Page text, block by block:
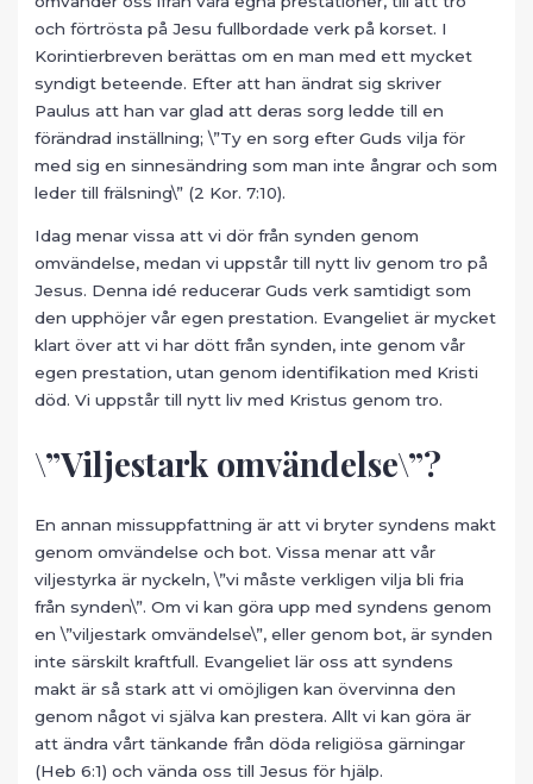
och förtrösta på Jesu fullbordade verk på korset. I
Korintierbreven berättas om en man med ett mycket
syndigt beteende. Efter att han ändrat sig skriver
Paulus att han var glad att deras sorg ledde till en
förändrad inställning; \”Ty en sorg efter Guds vilja för
med sig en sinnesändring som man inte ångrar och som
leder till frälsning\” (2 Kor. 7:10).
Idag menar vissa att vi dör från synden genom
omvändelse, medan vi uppstår till nytt liv genom tro på
Jesus. Denna idé reducerar Guds verk samtidigt som
den upphöjer vår egen prestation. Evangeliet är mycket
klart över att vi har dött från synden, inte genom vår
egen prestation, utan genom identifikation med Kristi
död. Vi uppstår till nytt liv med Kristus genom tro.
\”Viljestark omvändelse\”?
En annan missuppfattning är att vi bryter syndens makt
genom omvändelse och bot. Vissa menar att vår
viljestyrka är nyckeln, \”vi måste verkligen vilja bli fria
från synden\”. Om vi kan göra upp med syndens genom
en \”viljestark omvändelse\”, eller genom bot, är synden
inte särskilt kraftfull. Evangeliet lär oss att syndens
makt är så stark att vi omöjligen kan övervinna den
genom något vi själva kan prestera. Allt vi kan göra är
att ändra vårt tänkande från döda religiösa gärningar
(Heb 6:1) och vända oss till Jesus för hjälp.